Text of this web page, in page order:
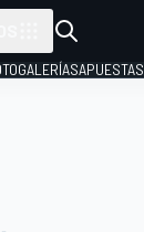
APUESTAS